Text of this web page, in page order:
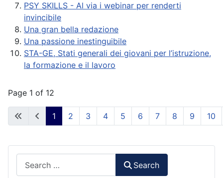
PSY SKILLS - Al via i webinar per renderti
invincibile
Una gran bella redazione
Una passione inestinguibile
STA-GE, Stati generali dei giovani per l’istruzione,
la formazione e il lavoro
Page 1 of 12
1 2 3 4 5 6 7 8 9 10
Search